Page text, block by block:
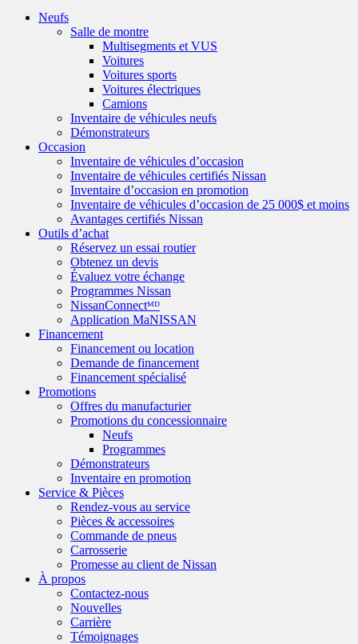
Neufs
Salle de montre
Multisegments et VUS
Voitures
Voitures sports
Voitures électriques
Camions
Inventaire de véhicules neufs
Démonstrateurs
Occasion
Inventaire de véhicules d’occasion
Inventaire de véhicules certifiés Nissan
Inventaire d’occasion en promotion
Inventaire de véhicules d’occasion de 25 000$ et moins
Avantages certifiés Nissan
Outils d’achat
Réservez un essai routier
Obtenez un devis
Évaluez votre échange
Programmes Nissan
NissanConnectᴹᴰ
Application MaNISSAN
Financement
Financement ou location
Demande de financement
Financement spécialisé
Promotions
Offres du manufacturier
Promotions du concessionnaire
Neufs
Programmes
Démonstrateurs
Inventaire en promotion
Service & Pièces
Rendez-vous au service
Pièces & accessoires
Commande de pneus
Carrosserie
Promesse au client de Nissan
À propos
Contactez-nous
Nouvelles
Carrière
Témoignages